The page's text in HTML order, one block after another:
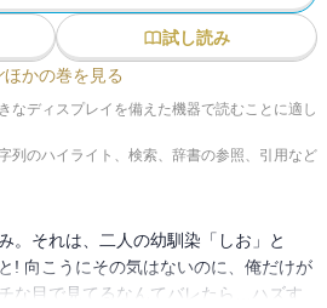
試し読み
ほかの巻を見る
なディスプレイを備えた機器で読むことに適し
列のハイライト、検索、辞書の参照、引用など
。それは、二人の幼馴染「しお」と
! 向こうにその気はないのに、俺だけが
な目で見てるなんてバレたら…ハズす